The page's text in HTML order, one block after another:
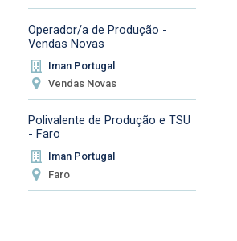
Operador/a de Produção -
Vendas Novas
Iman Portugal
Vendas Novas
Polivalente de Produção e TSU
- Faro
Iman Portugal
Faro